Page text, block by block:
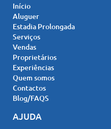
Início
Aluguer
Estadia Prolongada
Serviços
Vendas
Proprietários
Experiências
Quem somos
Contactos
Blog/FAQS
AJUDA